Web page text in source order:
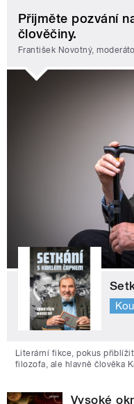
Přijměte pozvání
člověčiny.
František Novotný,
Literární fikce, pokus
filozofa, ale hlavně člověka
Vysoké